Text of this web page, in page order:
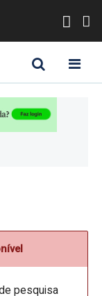
pesquisa